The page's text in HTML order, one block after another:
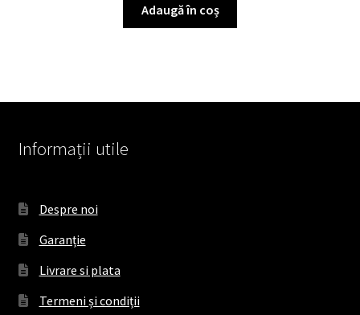
Adaugă în coș
Informații utile
Despre noi
Garanție
Livrare si plata
Termeni și condiții